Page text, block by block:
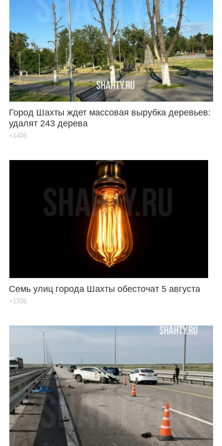
Город Шахты ждет массовая вырубка деревьев:
удалят 243 дерева
+1406
Семь улиц города Шахты обесточат 5 августа
+1336